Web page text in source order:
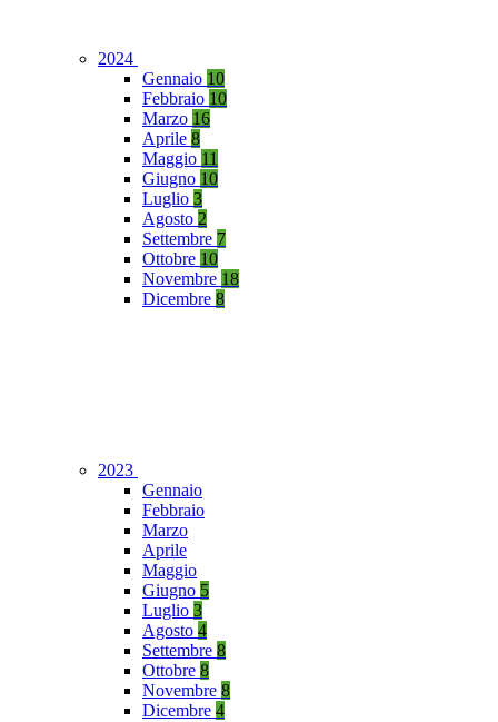
2024
Gennaio 10
Febbraio 10
Marzo 16
Aprile 8
Maggio 11
Giugno 10
Luglio 3
Agosto 2
Settembre 7
Ottobre 10
Novembre 18
Dicembre 8
2023
Gennaio
Febbraio
Marzo
Aprile
Maggio
Giugno 5
Luglio 3
Agosto 4
Settembre 8
Ottobre 8
Novembre 8
Dicembre 4